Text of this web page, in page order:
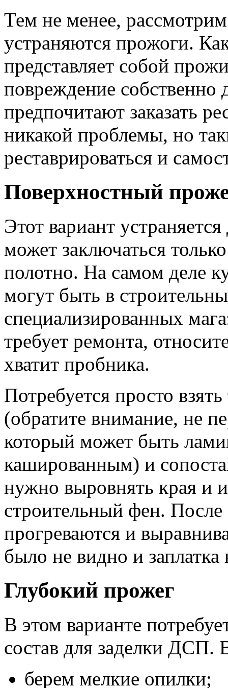
Тем не менее,
устраняются прожоги.
представляет собой
повреждение
предпочитают заказать
никакой проблемы, но
реставрироваться и
Поверхностный
Этот вариант
может заключаться
полотно. На самом деле
могут быть в
специализированных
требует ремонта,
хватит пробника.
Потребуется просто
(обратите внимание, не
который может быть
кашированным) и
нужно выровнять края и
строительный фен. После
прогреваются и
было не видно и заплатка
Глубокий прожег
В этом варианте
состав для заделки ДСП.
берем мелкие опилки;